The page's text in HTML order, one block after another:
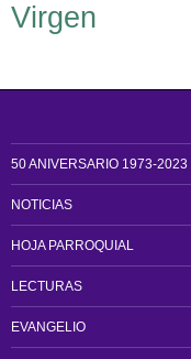
Virgen
50 ANIVERSARIO 1973-2023
NOTICIAS
HOJA PARROQUIAL
LECTURAS
EVANGELIO